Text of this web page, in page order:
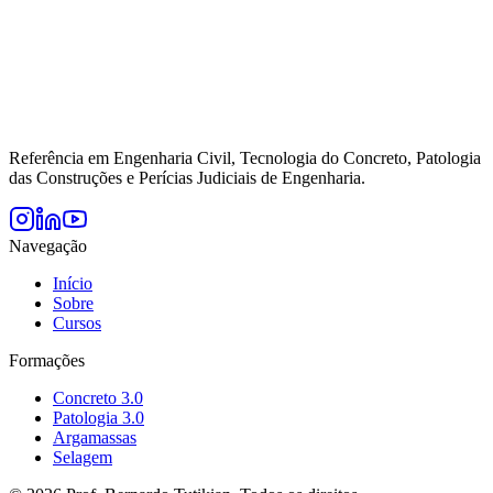
Referência em Engenharia Civil, Tecnologia do Concreto, Patologia
das Construções e Perícias Judiciais de Engenharia.
Navegação
Início
Sobre
Cursos
Formações
Concreto 3.0
Patologia 3.0
Argamassas
Selagem